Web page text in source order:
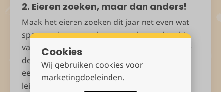
2. Eieren zoeken, maar dan anders!
Maak het eieren zoeken dit jaar net even wat
spannender en maak er een schatzoektocht
van! Dat doe je zo: koop plastic eieren waar je
de hints in kunt doen, of schrijf de hints met
een marker op gekookte eieren. Deze hints
leiden de schatzoekers steeds naar een
Cookies
Wij gebruiken cookies voor
marketingdoeleinden.